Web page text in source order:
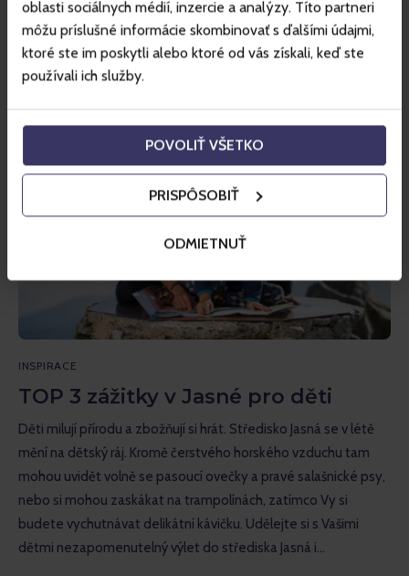
oblasti sociálnych médií, inzercie a analýzy. Títo partneri
môžu príslušné informácie skombinovať s ďalšími údajmi,
ktoré ste im poskytli alebo ktoré od vás získali, keď ste
používali ich služby.
POVOLIŤ VŠETKO
PRISPÔSOBIŤ
ODMIETNUŤ
se usadily ovečky. Návrat pastýřské tradice a tradiční horské
ovečky – valašky mohou návštěvníci zažít na vlastní oči v
lokalitě Priehyba na severní…
INSPIRACE
TOP 3 zážitky v Jasné pro děti
Děti milují přírodu a zbožňují si hrát. Středisko Jasná se v létě
mění na dětský ráj. Kromě čerstvého horského vzduchu tam
mohou uvidět volně se pasoucí ovečky a pravé salašnické psy,
nebo si mohou zaskákat na trampolínách, zatímco Vy si
budete vychutnávat delikátní kávičku. Udělejte si s Vašimi
dětmi nezapomenutelný výlet do střediska Jasná i…